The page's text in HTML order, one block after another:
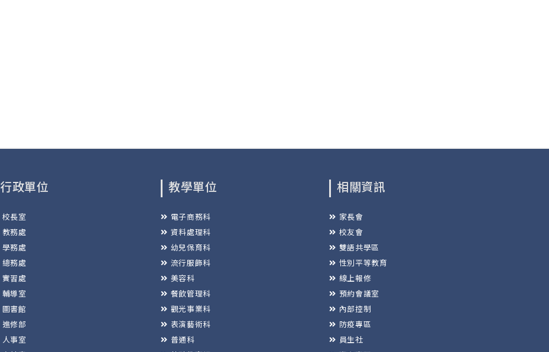
行政單位
校長室
教務處
學務處
總務處
實習處
輔導室
圖書館
進修部
人事室
教學單位
電子商務科
資料處理科
幼兒保育科
流行服飾科
美容科
餐飲管理科
觀光事業科
表演藝術科
普通科
相關資訊
家長會
校友會
雙語共學區
性別平等教育
線上報修
預約會議室
內部控制
防疫專區
員生社